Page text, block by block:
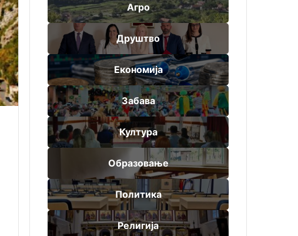
Агро
Друштво
Економија
Забава
Култура
Образовање
Политика
Религија